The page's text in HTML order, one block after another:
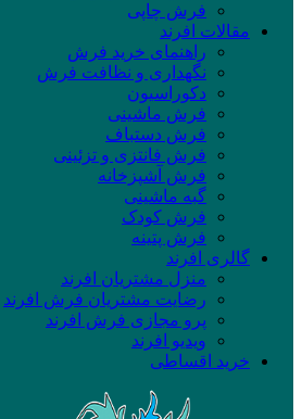
فرش چاپی
مقالات افرند
راهنمای خرید فرش
نگهداری و نظافت فرش
دکوراسیون
فرش ماشینی
فرش دستباف
فرش فانتزی و تزئینی
فرش آشپزخانه
گبه ماشینی
فرش کودک
فرش پتینه
گالری افرند
منزل مشتریان افرند
رضایت مشتریان فرش افرند
پرو مجازی فرش افرند
ویدیو افرند
خرید اقساطی